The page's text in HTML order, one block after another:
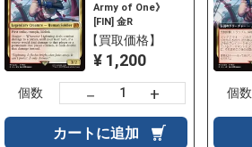
Army of One》
[FIN] 金R
【買取価格】
¥ 1,200
個数 － +
カートに追加
個数